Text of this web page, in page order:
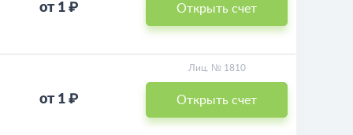
от 1 ₽ Открыть счет
от 1 ₽
Лиц. № 1810
Открыть счет